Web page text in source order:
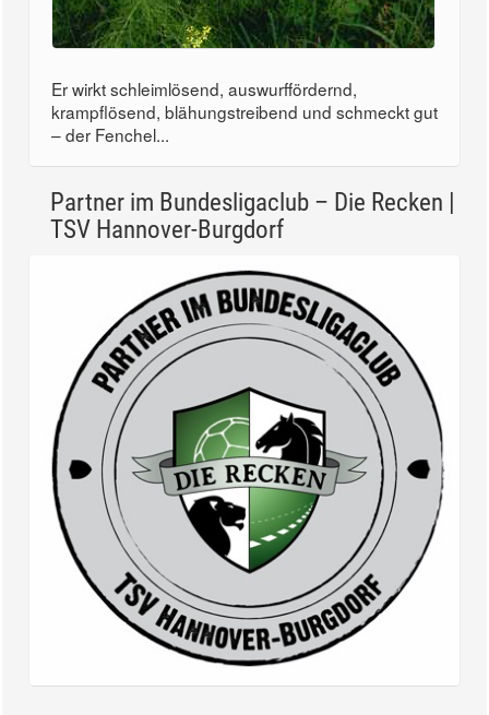
Er wirkt schleimlösend, auswurffördernd,
krampflösend, blähungstreibend und schmeckt gut
– der Fenchel...
Partner im Bundesligaclub – Die Recken |
TSV Hannover-Burgdorf